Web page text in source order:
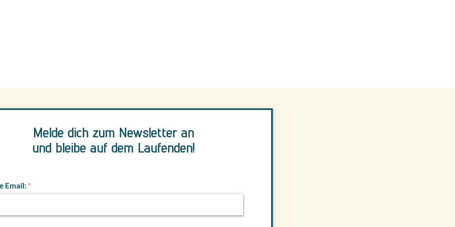
Melde dich zum Newsletter an
und bleibe auf dem Laufenden!
Email: